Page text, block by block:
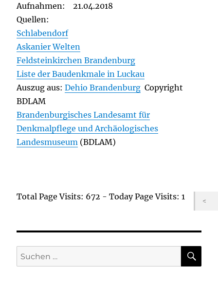
Aufnahmen: 21.04.2018
Quellen:
Schlabendorf
Askanier Welten
Feldsteinkirchen Brandenburg
Liste der Baudenkmale in Luckau
Auszug aus:Dehio Brandenburg Copyright
BDLAM
Brandenburgisches Landesamt für
Denkmalpflege und Archäologisches
Landesmuseum (BDLAM)
Total Page Visits: 672 - Today Page Visits: 1
Suchen
nach: